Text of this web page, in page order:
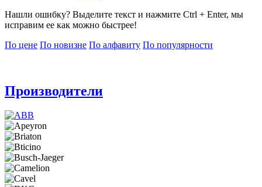
Нашли ошибку? Выделите текст и нажмите Ctrl + Enter, мы
исправим ее как можно быстрее!
По цене По новизне По алфавиту По популярности
Производители